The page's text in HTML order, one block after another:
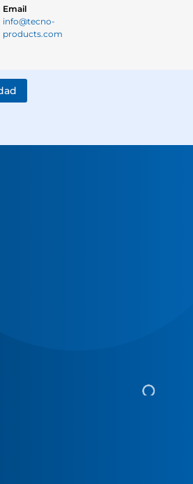
Email
info@tecno-
products.com